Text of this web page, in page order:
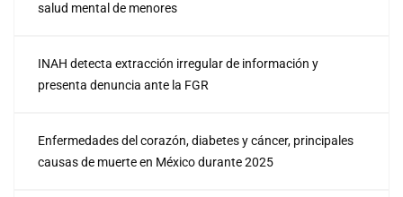
salud mental de menores
INAH detecta extracción irregular de información y
presenta denuncia ante la FGR
Enfermedades del corazón, diabetes y cáncer, principales
causas de muerte en México durante 2025